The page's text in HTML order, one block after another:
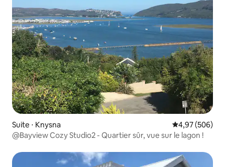
Suite ⋅ Knysna Évaluation
4,97 (506)
@Bayview Cozy Studio2 - Quartier sûr, vue sur le lagon !